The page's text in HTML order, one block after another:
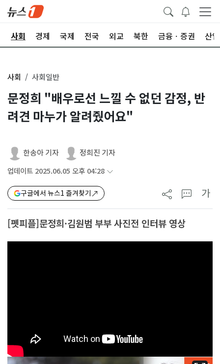
사회 경제 국제 전국 외교 북한 금융ㆍ증권 산업
사회 사회일반
문정희 "배우로선 느낄 수 없던 감정, 반
려견 마누가 알려줬어요"
한송아 기자 정희진 기자
업데이트 2025.06.05 오후 04:28
구글에서 뉴스1 즐겨찾기 가
[펫피플]문정희·김원범 부부 사진전 인터뷰 영상